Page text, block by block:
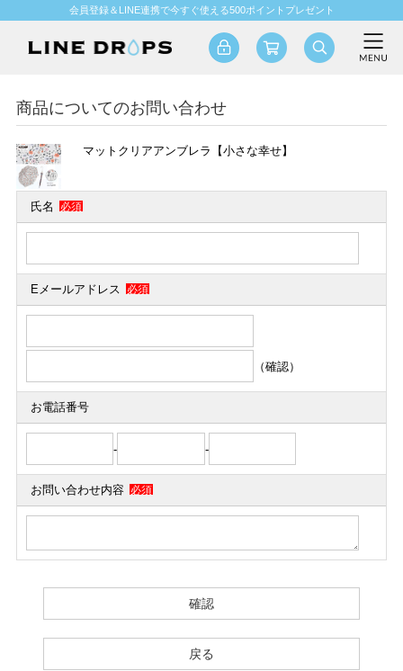
会員登録＆LINE連携で今すぐ使える500ポイントプレゼント
商品についてのお問い合わせ
マットクリアアンブレラ【小さな幸せ】
氏名 必須
Eメールアドレス 必須
（確認）
お電話番号
- -
お問い合わせ内容 必須